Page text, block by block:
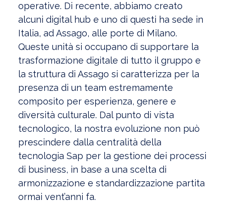
operative. Di recente, abbiamo creato
alcuni digital hub e uno di questi ha sede in
Italia, ad Assago, alle porte di Milano.
Queste unità si occupano di supportare la
trasformazione digitale di tutto il gruppo e
la struttura di Assago si caratterizza per la
presenza di un team estremamente
composito per esperienza, genere e
diversità culturale. Dal punto di vista
tecnologico, la nostra evoluzione non può
prescindere dalla centralità della
tecnologia Sap per la gestione dei processi
di business, in base a una scelta di
armonizzazione e standardizzazione partita
ormai vent’anni fa.